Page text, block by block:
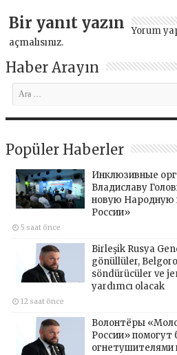
Bir yanıt yazın Yorum
açmalısınız.
Haber Arayın
Popüler Haberler
Инклюзивные
Владиславу
новую Народную
России»
5 saat önce
Birleşik Rusya
gönüllüler,
söndürücüler ve
yardımcı olacak
12 saat önce
Волонтёры
России» помогут
огнетушителями